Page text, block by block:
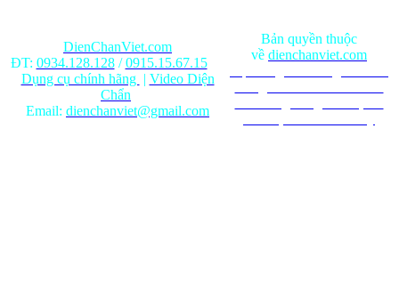
DienChanViet.com
ĐT: 0934.128.128/0915.15.67.15
Dụng cụ chính hãng | Video Diện
Chẩn
Email: dienchanviet@gmail.com
Bản quyền thuộc
về dienchanviet.com